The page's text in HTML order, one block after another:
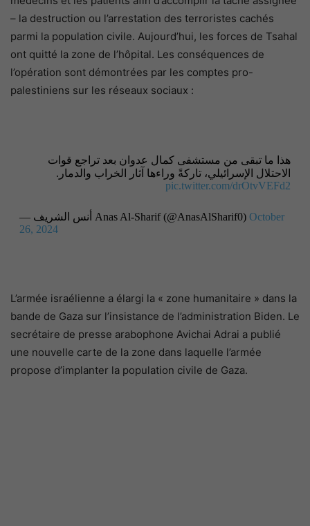
– la destruction ou l’arrestation des terroristes cachés
parmi la population civile. Aujourd’hui, les forces de Tsahal
ont quitté la zone de l’hôpital. Les conséquences de
l’opération sont démontrées par les comptes pro-
palestiniens sur les réseaux sociaux :
هذا ما تبقى من مستشفى كمال عدوان بعد تراجع قوات
الاحتلال الإسرائيلي، تاركةً وراءها آثار الخراب والدمار.
pic.twitter.com/drOtvVEFd2
— أنس الشريف Anas Al-Sharif (@AnasAlSharif0) October
26, 2024
L’armée israélienne a élargi la « zone humanitaire » dans la
bande de Gaza sur l’insistance de l’administration Biden. Le
secrétaire de presse arabophone Avichai Adrai a publié
une nouvelle carte de la zone dans laquelle l’armée
propose d’implanter la population civile de Gaza.